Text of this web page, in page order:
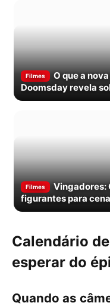
Filmes
O que a
Doomsday revela
Filmes
Vingadores:
figurantes para
muito sobre o filme
Calendário
esperar do
Quando as